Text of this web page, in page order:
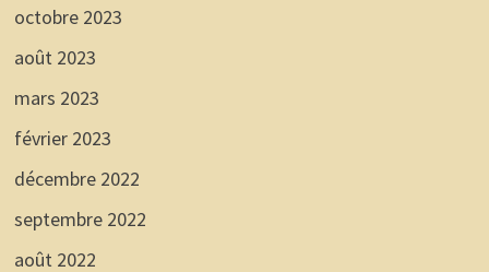
octobre 2023
août 2023
mars 2023
février 2023
décembre 2022
septembre 2022
août 2022